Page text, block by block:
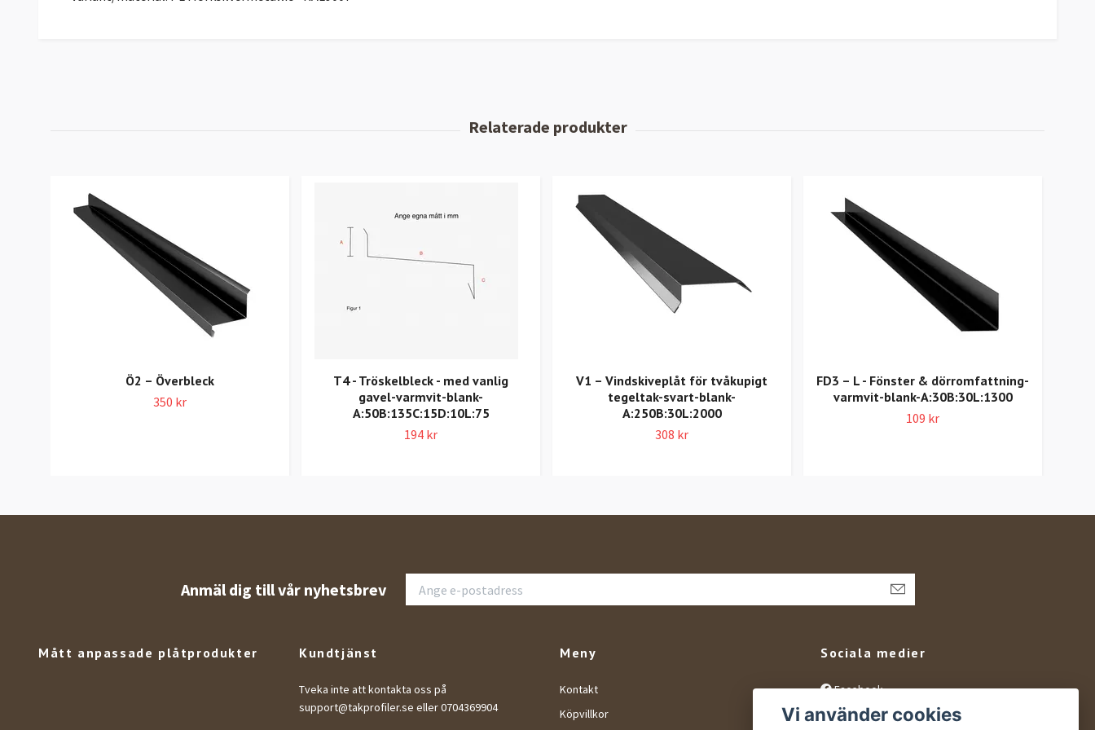
Ö2 – Överbleck
350 kr
T4 - Tröskelbleck - med vanlig
gavel-varmvit-blank-
A:50B:135C:15D:10L:75
194 kr
V1 – Vindskiveplåt för tvåkupigt
tegeltak-svart-blank-
A:250B:30L:2000
308 kr
FD3 – L - Fönster & dörromfattning-
varmvit-blank-A:30B:30L:1300
109 kr
Anmäl dig till vår nyhetsbrev
Mått anpassade plåtprodukter Kundtjänst
Tveka inte att kontakta oss på
support@takprofiler.se eller 0704369904
Meny
Kontakt
Köpvillkor
Sociala medier
Facebook
Instagram
Vi använder cookies